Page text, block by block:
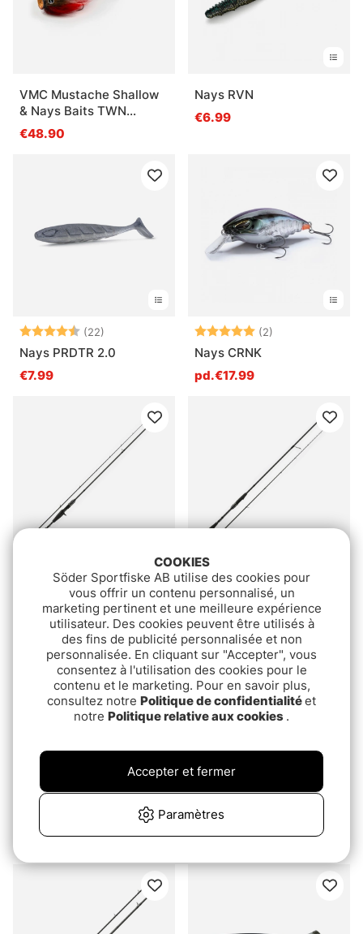
VMC Mustache Shallow
& Nays Baits TWN
Bundle
€48.90
Nays RVN
€6.99
Note: (22)
4.7 sur 5 étoiles
Nays PRDTR 2.0
€7.99
Note: (2)
Nays CRNK
pd.€17.99
Nays NXT Casting
pd.€199
Nays NXT Spinning Rod
€199
Note:
Nays RPR 2.0
COOKIES
Söder Sportfiske AB utilise des cookies pour
vous offrir un contenu personnalisé, un
marketing pertinent et une meilleure expérience
utilisateur. Des cookies peuvent être utilisés à
des fins de publicité personnalisée et non
personnalisée. En cliquant sur "Accepter", vous
consentez à l'utilisation des cookies pour le
contenu et le marketing. Pour en savoir plus,
consultez notre Politique de confidentialitéet
notre Politique relative aux cookies .
Paramètres
Accepter et fermer